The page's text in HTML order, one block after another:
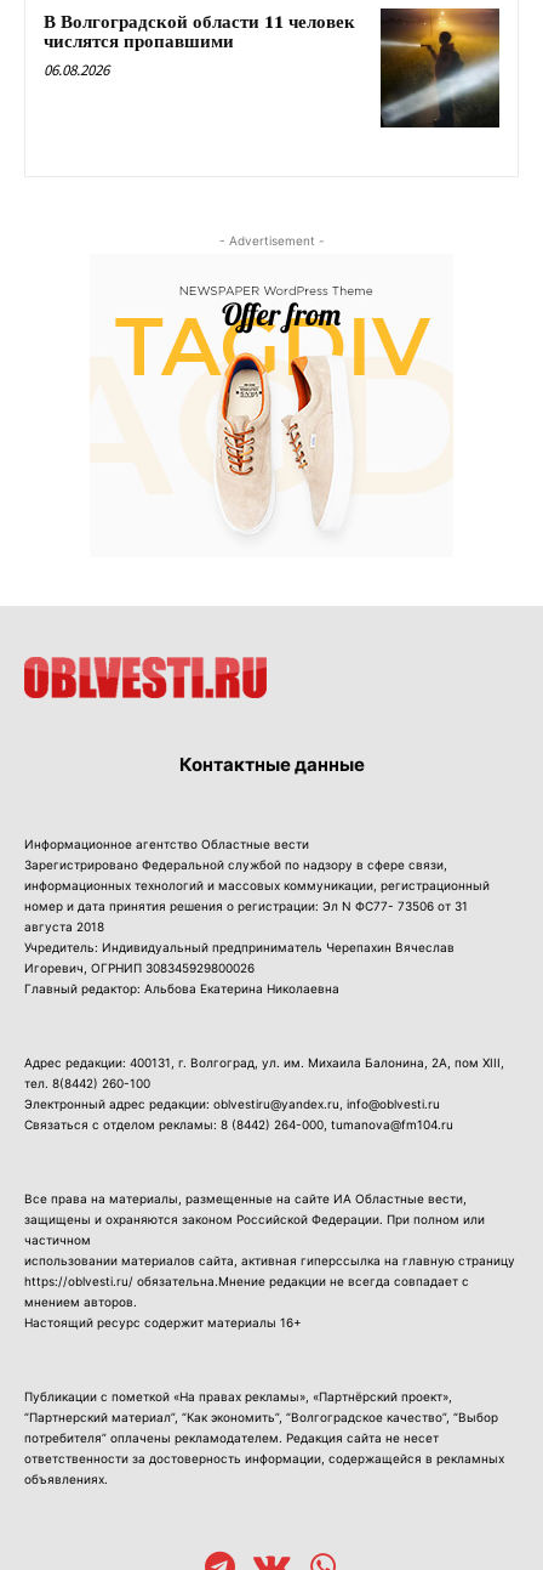
В Волгоградской области 11 человек
числятся пропавшими
06.08.2026
- Advertisement -
Контактные данные
Информационное агентство Областные вести
Зарегистрировано Федеральной службой по надзору в сфере связи,
информационных технологий и массовых коммуникации, регистрационный
номер и дата принятия решения о регистрации: Эл N ФС77- 73506 от 31
августа 2018
Учредитель: Индивидуальный предприниматель Черепахин Вячеслав
Игоревич, ОГРНИП 308345929800026
Главный редактор: Альбова Екатерина Николаевна
Адрес редакции: 400131, г. Волгоград, ул. им. Михаила Балонина, 2А, пом XIII,
тел. 8(8442) 260-100
Электронный адрес редакции: oblvestiru@yandex.ru, info@oblvesti.ru
Связаться с отделом рекламы: 8 (8442) 264-000 , tumanova@fm104.ru
Все права на материалы, размещенные на сайте ИА Областные вести,
защищены и охраняются законом Российской Федерации. При полном или
частичном
использовании материалов сайта, активная гиперссылка на главную страницу
https://oblvesti.ru/ обязательна.Мнение редакции не всегда совпадает с
мнением авторов.
Настоящий ресурс содержит материалы 16+
Публикации с пометкой «На правах рекламы», «Партнёрский проект»,
“Партнерский материал”, “Как экономить”, “Волгоградское качество”, “Выбор
потребителя” оплачены рекламодателем. Редакция сайта не несет
ответственности за достоверность информации, содержащейся в рекламных
объявлениях.